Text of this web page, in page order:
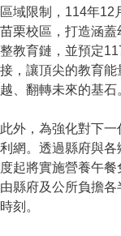
區域限制，114年12
苗栗校區，打造涵
整教育鏈，並預定
接，讓頂尖的教育
越、翻轉未來的基石
此外，為強化對下
利網。透過縣府與
度起將實施營養午餐
由縣府及公所負擔
時刻。